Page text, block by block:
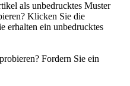
als unbedrucktes Muster
Klicken Sie die
erhalten ein unbedrucktes
Fordern Sie ein